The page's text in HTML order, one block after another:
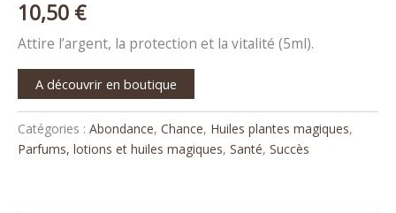
10,50 €
Attire l’argent, la protection et la vitalité (5ml).
A découvrir en boutique
Catégories : Abondance, Chance, Huiles plantes magiques,
Parfums, lotions et huiles magiques, Santé, Succès